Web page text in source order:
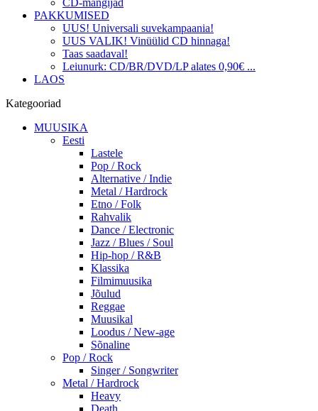
CD-mängijad
PAKKUMISED
UUS! Universali suvekampaania!
UUS VALIK! Vinüülid CD hinnaga!
Taas saadaval!
Leiunurk: CD/BR/DVD/LP alates 0,90€ ...
LAOS
Kategooriad
MUUSIKA
Eesti
Lastele
Pop / Rock
Alternative / Indie
Metal / Hardrock
Etno / Folk
Rahvalik
Dance / Electronic
Jazz / Blues / Soul
Hip-hop / R&B
Klassika
Filmimuusika
Jõulud
Reggae
Muusikal
Loodus / New-age
Sõnaline
Pop / Rock
Singer / Songwriter
Metal / Hardrock
Heavy